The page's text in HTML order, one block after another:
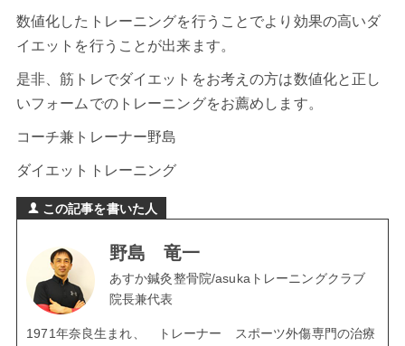
数値化したトレーニングを行うことでより効果の高いダ
イエットを行うことが出来ます。
是非、筋トレでダイエット をお考えの方は数値化と正し
いフォームでのトレーニングをお薦めします。
コーチ兼トレーナー野島
ダイエットトレーニング
この記事を書いた人
野島 竜一
あすか鍼灸整骨院/asukaトレーニングクラブ
院長兼代表
1971年奈良生まれ、 トレーナー スポーツ外傷専門の治療